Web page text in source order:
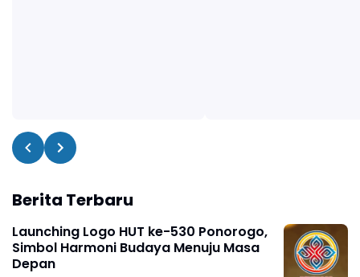
Berita Terbaru
Launching Logo HUT ke-530 Ponorogo,
Simbol Harmoni Budaya Menuju Masa
Depan